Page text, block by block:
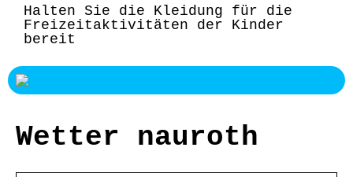
Halten Sie die Kleidung für die
Freizeitaktivitäten der Kinder
bereit
Wetter nauroth